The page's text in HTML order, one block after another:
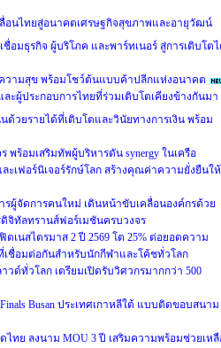
ลื่อนไทยสู่อนาคตเศรษฐกิจสุขภาพและอายุวัฒน์
ชื่อมธุรกิจ ผู้บริโภค และพาร์ทเนอร์ สู่การเติบโต
ความสุข พร้อมโชว์ต้นแบบค้าปลีกแห่งอนาคต
ผู้ประกอบการไทยที่ร่วมเติบโตเคียงข้างกันมา
ด้วยรายได้ที่เติบโตและวินัยทางการเงิน พร้อม
พร้อมเสริมทัพผู้บริหารดัน synergy ในเครือ
เฟอร์นิเจอร์รักษ์โลก สร้างคุณค่าความยั่งยืนให้
รผู้จัดการคนใหม่ เดินหน้าขับเคลื่อนองค์กรด้วย
ดิจิทัลทรานส์ฟอร์เมชันครบวงจร
ตเนสไตรมาส 2 ปี 2569 โต 25% ต่อยอดความ
ชื่อมต่อกันสำหรับนักกีฬาและโค้ชทั่วโลก
วด์ทั่วโลก เตรียมเปิดรับวิศวกรมากกว่า 500
Busan ประเทศเกาหลีใต้ แบบติดขอบสนาม
ดไทย ลงนาม MOU 3 ปี เสริมความพร้อมช่วยเห